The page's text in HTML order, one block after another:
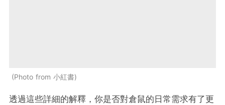
Photo from 小紅書
透過這些詳細的解釋，你是否對倉鼠的日常需求有了更